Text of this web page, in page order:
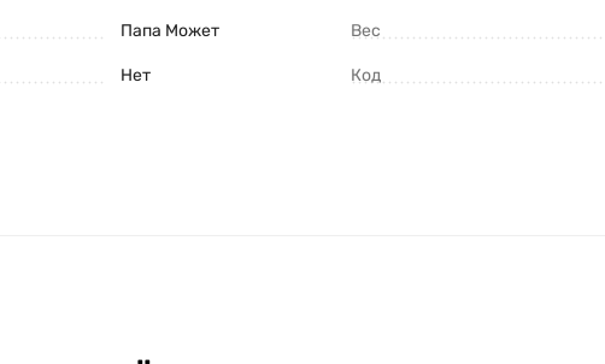
Папа Может
Нет
Вес
Код